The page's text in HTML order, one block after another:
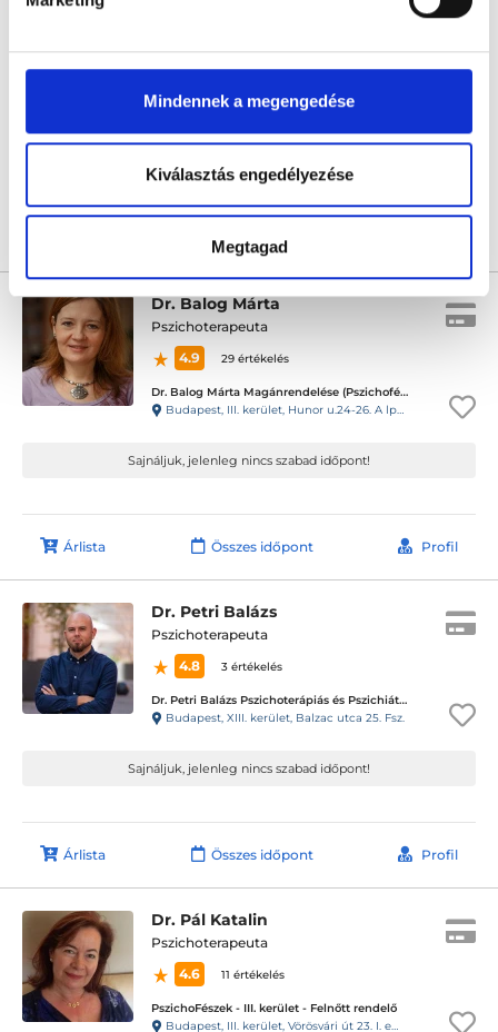
Mindennek a megengedése
Kiválasztás engedélyezése
Megtagad
4.9
29 értékelés
Budapest, III. kerület, Vörösvári út 23. I. em. 1.
Összes időpont
Dr. Balog Márta
Pszichoterapeuta
4.9
29 értékelés
Dr. Balog Márta Magánrendelése (Pszichofészek Partner)
Budapest, III. kerület, Hunor u.24-26. A lph IV/1.
Sajnáljuk, jelenleg nincs szabad időpont!
Árlista Összes időpont Profil
Dr. Petri Balázs
Pszichoterapeuta
4.8
3 értékelés
Dr. Petri Balázs Pszichoterápiás és Pszichiátriai Rendelő
Budapest, XIII. kerület, Balzac utca 25. Fsz.
Sajnáljuk, jelenleg nincs szabad időpont!
Árlista Összes időpont Profil
Dr. Pál Katalin
Pszichoterapeuta
4.6
11 értékelés
PszichoFészek - III. kerület - Felnőtt rendelő
Budapest, III. kerület, Vörösvári út 23. I. em. 3.